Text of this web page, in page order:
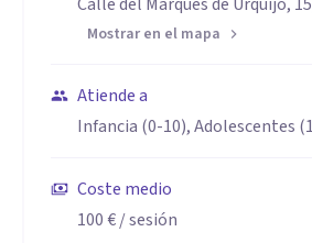
Mostrar en el mapa
Atiende a
Infancia (0-10), Adolescentes
Coste medio
100 €/ sesión